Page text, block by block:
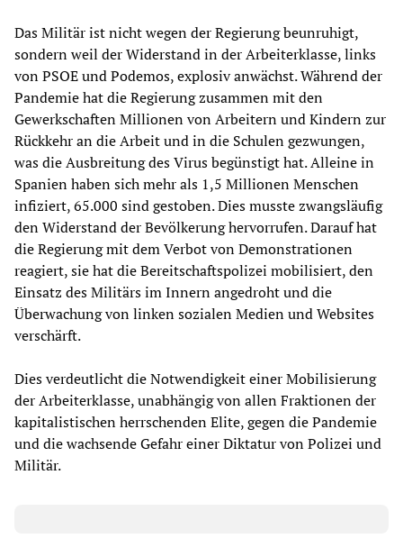
Das Militär ist nicht wegen der Regierung beunruhigt,
sondern weil der Widerstand in der Arbeiterklasse, links
von PSOE und Podemos, explosiv anwächst. Während der
Pandemie hat die Regierung zusammen mit den
Gewerkschaften Millionen von Arbeitern und Kindern zur
Rückkehr an die Arbeit und in die Schulen gezwungen,
was die Ausbreitung des Virus begünstigt hat. Alleine in
Spanien haben sich mehr als 1,5 Millionen Menschen
infiziert, 65.000 sind gestoben. Dies musste zwangsläufig
den Widerstand der Bevölkerung hervorrufen. Darauf hat
die Regierung mit dem Verbot von Demonstrationen
reagiert, sie hat die Bereitschaftspolizei mobilisiert, den
Einsatz des Militärs im Innern angedroht und die
Überwachung von linken sozialen Medien und Websites
verschärft.
Dies verdeutlicht die Notwendigkeit einer Mobilisierung
der Arbeiterklasse, unabhängig von allen Fraktionen der
kapitalistischen herrschenden Elite, gegen die Pandemie
und die wachsende Gefahr einer Diktatur von Polizei und
Militär.